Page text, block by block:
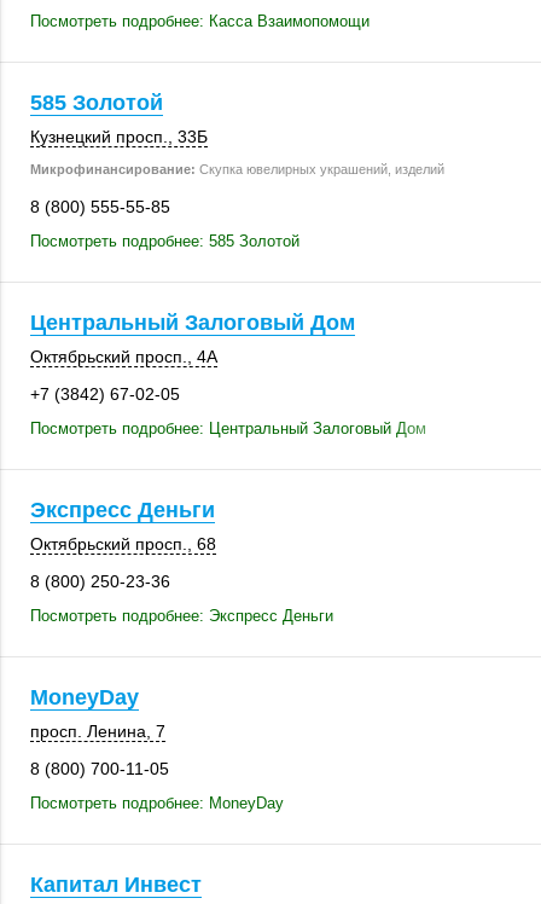
Посмотреть подробнее: Касса Взаимопомощи
585 Золотой
Кузнецкий просп. 33Б
Микрофинансирование: Скупка ювелирных украшений, изделий
8 (800) 555-55-85
Посмотреть подробнее: 585 Золотой
Центральный Залоговый Дом
Октябрьский просп., 4А
+7 (3842) 67-02-05
Посмотреть подробнее: Центральный Залоговый Дом
Экспресс Деньги
Октябрьский просп., 68
8 (800) 250-23-36
Посмотреть подробнее: Экспресс Деньги
MoneyDay
просп. Ленина, 7
8 (800) 700-11-05
Посмотреть подробнее: MoneyDay
Капитал Инвест